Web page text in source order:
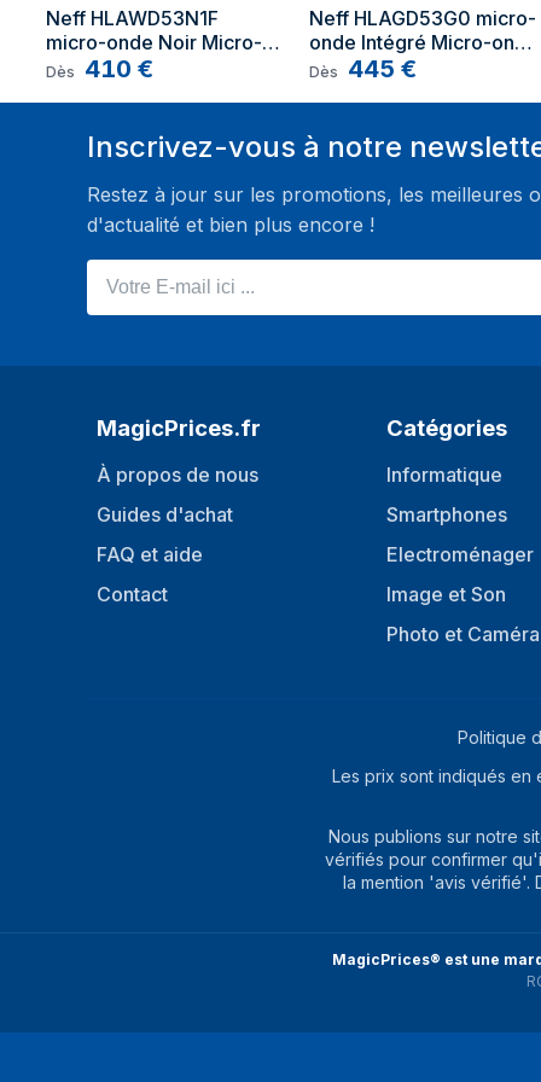
La hauteur des compartiments
d'installation (max)
36,5 cm
Neff HLAWD53N1F
micro-onde Noir Micro-
onde simple Intégré 25 L
Dès 410 €
Neff HLAGD53G0 micro-
onde Intégré Micro-onde
combiné 25 L 900 W
Dès 445 €
Inscrivez-vous à notre
Restez à jour sur les promotions, les meilleures
d'actualité et bien plus encore !
MagicPrices.fr
À propos de nous
Guides d'achat
FAQ et aide
Contact
Catégories
Informatique
Smartphones
Electroménager
Image et Son
Photo et Caméra
Politique
Les prix sont indiqués en
Nous publions sur notre
vérifiés pour confirmer
la mention 'avis vérifié'.
MagicPrices® est une